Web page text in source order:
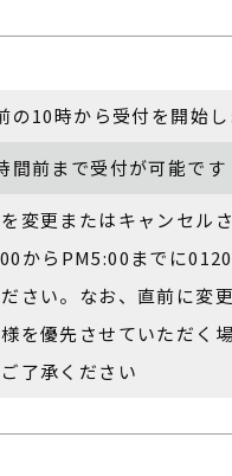
の10時から受付を開始
間前まで受付が可能です
変更またはキャンセル
からPM5:00までに
さい。なお、直前に変
を優先させていただく
了承ください